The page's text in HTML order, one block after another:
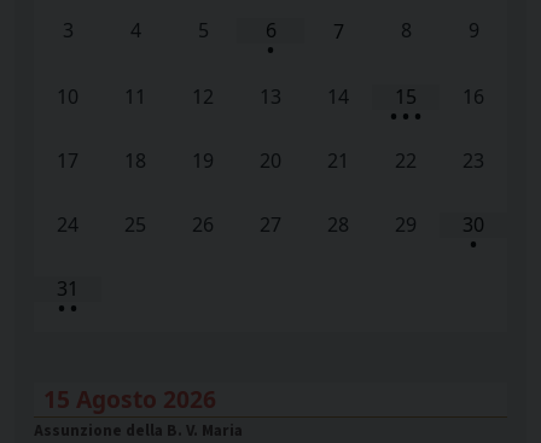
3 4 5 6
•
7 8 9
10 11 12 13 14 15
• • •
16
17 18 19 20 21 22 23
24 25 26 27 28 29 30
•
31
• •
15 Agosto 2026
Assunzione della B. V. Maria